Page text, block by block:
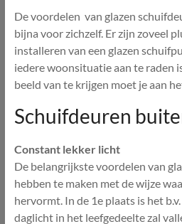
De voordelen van glazen
bijna voor zichzelf. Er zijn zoveel
installeren van een glazen
iedere woonsituatie aan te raden
beeld van te krijgen moet je aan
Schuifdeuren
Constant lekker licht
De belangrijkste voordelen van
hebben te maken met de wijze
hervormt. In de 1e plaats is het
daglicht in het leefgedeelte zal